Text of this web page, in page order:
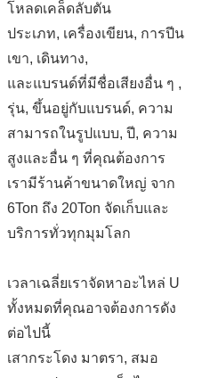
โหลดเคล็ดลับตัน
ประเภท, เครื่องเขียน, การปีน
เขา, เดินทาง,
และแบรนด์ที่มีชื่อเสียงอื่น ๆ ,
รุ่น, ขึ้นอยู่กับแบรนด์, ความ
สามารถในรูปแบบ, ปี, ความ
สูงและอื่น ๆ ที่คุณต้องการ
เรามีร้านค้าขนาดใหญ่ จาก
6Ton ถึง 20Ton จัดเก็บและ
บริการทั่วทุกมุมโลก
เวลาเฉลี่ยเราจัดหาอะไหล่ U
ทั้งหมดที่คุณอาจต้องการดัง
ต่อไปนี้
เสากระโดง มาตรา, สมอ